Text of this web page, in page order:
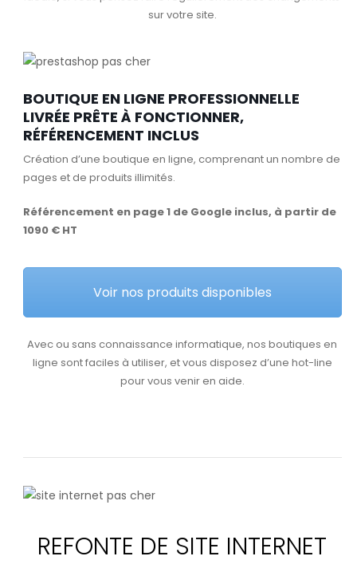
sur votre site.
BOUTIQUE EN LIGNE PROFESSIONNELLE
LIVRÉE PRÊTE À FONCTIONNER,
RÉFÉRENCEMENT INCLUS
Création d’une boutique en ligne, comprenant un nombre de
pages et de produits illimités.
Référencement en page 1 de Google inclus, à partir de
1090 € HT
Voir nos produits disponibles
Avec ou sans connaissance informatique, nos boutiques en
ligne sont faciles à utiliser, et vous disposez d’une hot-line
pour vous venir en aide.
REFONTE DE SITE INTERNET